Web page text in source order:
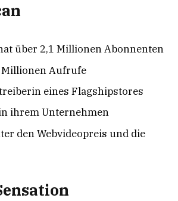
über 2,1 Millionen Abonnenten
Millionen Aufrufe
eines Flagshipstores
ihrem Unternehmen
den Webvideopreis und die